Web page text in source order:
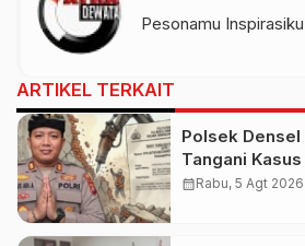
Pesonamu Inspirasiku
ARTIKEL TERKAIT
Polsek
Tangani
Kapolsek:
calendar_monthRabu, 5 Agt 2026